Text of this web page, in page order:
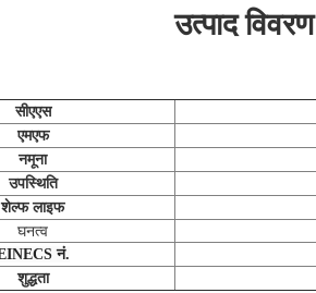
उत्पाद विवरण
सीएएस
एमएफ
नमूना
उपस्थिति
शेल्फ लाइफ
घनत्व
नं.
शुद्धता